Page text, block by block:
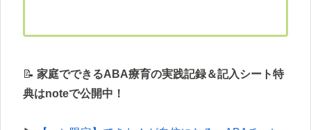
📝 家庭でできるABA療育の実践記録＆記入シート特
典はnoteで公開中！